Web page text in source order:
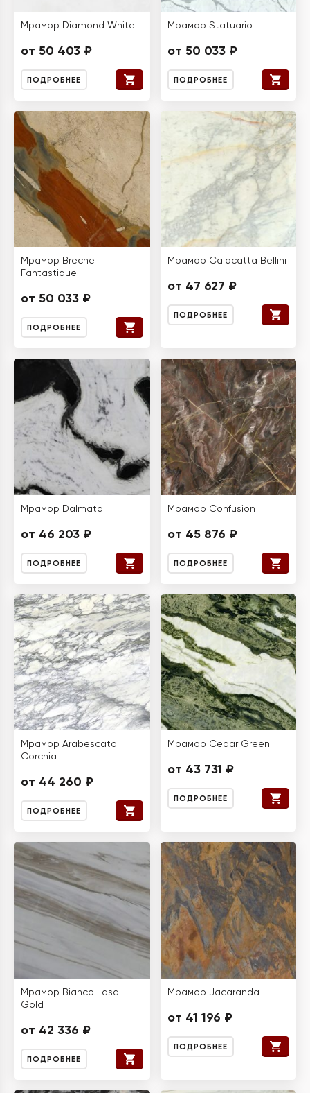
Мрамор Diamond White
от 50 403 ₽
ПОДРОБНЕЕ
Мрамор Statuario
от 50 033 ₽
ПОДРОБНЕЕ
Мрамор Breche
Fantastique
от 50 033 ₽
ПОДРОБНЕЕ
Мрамор Calacatta Bellini
от 47 627 ₽
ПОДРОБНЕЕ
Мрамор Dalmata
от 46 203 ₽
ПОДРОБНЕЕ
Мрамор Confusion
от 45 876 ₽
ПОДРОБНЕЕ
Мрамор Arabescato
Corchia
от 44 260 ₽
ПОДРОБНЕЕ
Мрамор Cedar Green
от 43 731 ₽
ПОДРОБНЕЕ
Мрамор Bianco Lasa
Gold
от 42 336 ₽
ПОДРОБНЕЕ
Мрамор Jacaranda
от 41 196 ₽
ПОДРОБНЕЕ